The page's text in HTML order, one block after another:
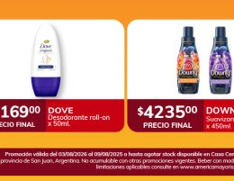
Estas son las escuelas en San
Juan que no tendrán clases...
May 9, 2022 78